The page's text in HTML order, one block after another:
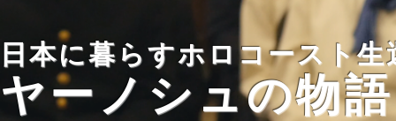
日本に暮らすホロコースト生
ヤーノシュの物語